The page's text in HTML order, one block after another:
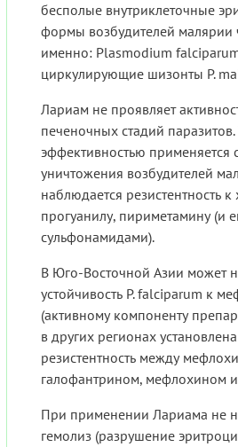
бесполые внутриклеточные
формы возбудителей малярии
именно: Plasmodium
циркулирующие шизонты P.
Лариам не проявляет
печеночных стадий
эффективностью применяется
уничтожения возбудителей
наблюдается резистентность
прогуанилу, пириметамину (и
сульфонамидами).
В Юго-Восточной Азии может
устойчивость P. falciparum к
(активному компоненту
в других регионах
резистентность между
галофантрином, мефлохином
При применении Лариама не
гемолиз (разрушение